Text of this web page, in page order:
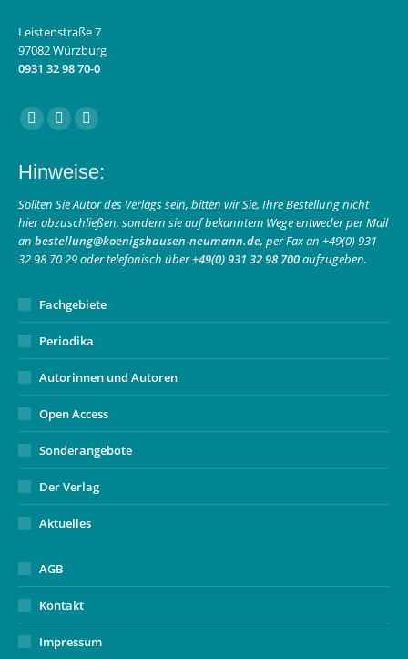
Leistenstraße 7
97082 Würzburg
0931 32 98 70-0
Finden Sie uns auf:
Facebook
opens
in
new
window
Instagram
opens
in
new
window
E-
page
opens
in
new
window
Hinweise:
Sollten Sie Autor des Verlags sein, bitten wir Sie, Ihre Bestellung nicht
hier abzuschließen, sondern sie auf bekanntem Wege entweder per Mail
an bestellung@koenigshausen-neumann.de, per Fax an +49(0) 931
32 98 70 29 oder telefonisch über+49(0) 931 32 98 700aufzugeben.
Fachgebiete
Periodika
Autorinnen und Autoren
Open Access
Sonderangebote
Der Verlag
Aktuelles
AGB
Kontakt
Impressum